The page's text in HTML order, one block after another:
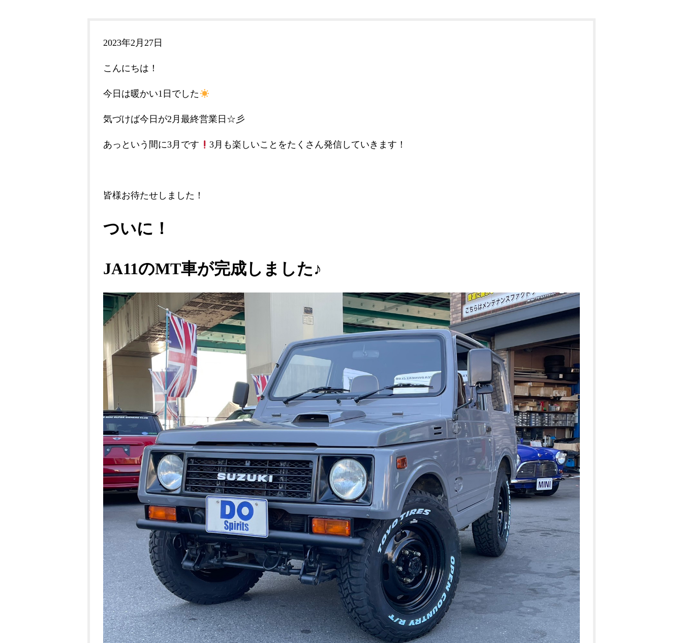
2023年2月27日
こんにちは！
今日は暖かい1日でした
気づけば今日が2月最終営業日☆彡
あっという間に3月です 3月も楽しいことをたくさん発信していきます！
皆様お待たせしました！
ついに！
JA11のMT車が完成しました♪